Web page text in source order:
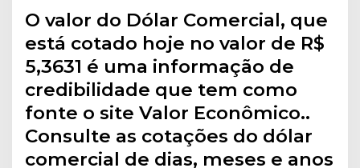
O valor do Dólar Comercial, que
está cotado hoje no valor de R$
5,3631 é uma informação de
credibilidade que tem como
fonte o site Valor Econômico..
Consulte as cotações do dólar
comercial de dias, meses e anos